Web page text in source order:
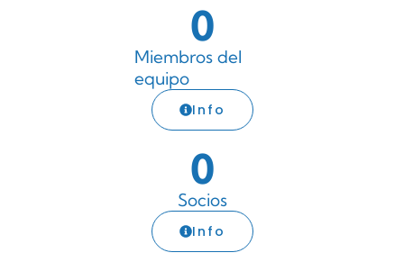
Miembros del
equipo
0
Info
Socios
0
Info